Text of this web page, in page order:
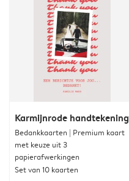
Karmijnrode handtekening
Bedankkaarten | Premium kaart
met keuze uit 3
papierafwerkingen
Set van 10 kaarten